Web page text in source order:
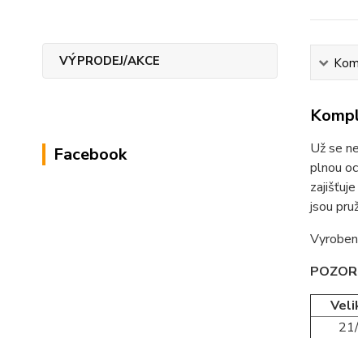
VÝPRODEJ/AKCE
Facebook
Už se
plnou
jsou